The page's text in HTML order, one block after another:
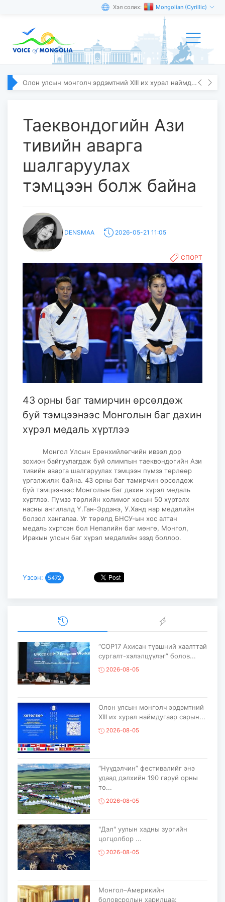
Хэл солих: Mongolian (Cyrillic)
Олон улсын монголч эрдэмтний XIII их хурал наймдугаар сарын 10–13-ны өдөр болно
Таеквондогийн Ази
тивийн аварга
шалгаруулах
тэмцээн болж байна
DENSMAA 2026-05-21 11:05
СПОРТ
43 орны баг тамирчин өрсөлдөж
буй тэмцээнээс Монголын баг дахин
хүрэл медаль хүртлээ
Монгол Улсын Ерөнхийлөгчийн ивээл дор
зохион байгуулагдаж буй олимпын таеквондогийн Ази
тивийн аварга шалгаруулах тэмцээн пүмзэ төрлөөр
үргэлжилж байна. 43 орны баг тамирчин өрсөлдөж
буй тэмцээнээс Монголын баг дахин хүрэл медаль
хүртлээ. Пүмзэ төрлийн холимог хосын 50 хүртэлх
насны ангилалд Ү.Ган-Эрдэнэ, У.Ханд нар медалийн
болзол хангалаа. Уг төрөлд БНСУ-ын хос алтан
медаль хүртсэн бол Непалийн баг мөнгө, Монгол,
Иракын улсын баг хүрэл медалийн эзэд боллоо.
Үзсэн: 5472
“COP17 Ахисан түвшний хаалттай
сургалт-хэлэлцүүлэг” болов...
2026-08-05
Олон улсын монголч эрдэмтний
XIII их хурал наймдугаар сарын...
2026-08-05
“Нүүдэлчин” фестивалийг энэ
удаад дэлхийн 190 гаруй орны
тө...
2026-08-05
"Дэл" уулын хадны зургийн
цогцолбор ...
2026-08-05
Монгол–Америкийн
боловсролын харилцаа: